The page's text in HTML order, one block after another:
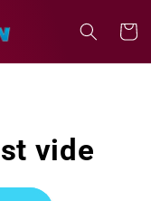
Panier
vide